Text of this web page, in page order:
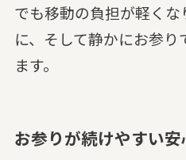
でも移動の負担が軽く
に、そして静かにお参
ます。
お参りが続けやすい